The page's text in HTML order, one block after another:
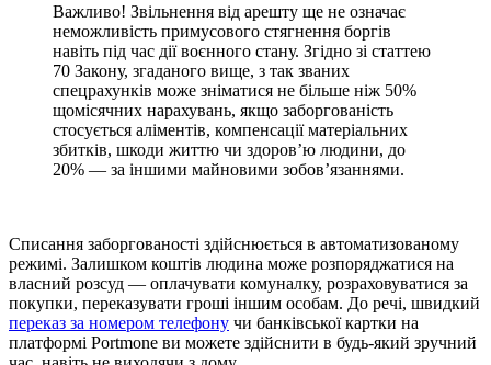
Важливо! Звільнення від арешту ще не означає
неможливість примусового стягнення боргів
навіть під час дії воєнного стану. Згідно зі статтею
70 Закону, згаданого вище, з так званих
спецрахунків може зніматися не більше ніж 50%
щомісячних нарахувань, якщо заборгованість
стосується аліментів, компенсації матеріальних
збитків, шкоди життю чи здоров’ю людини, до
20% — за іншими майновими зобов’язаннями.
Списання заборгованості здійснюється в автоматизованому
режимі. Залишком коштів людина може розпоряджатися на
власний розсуд — оплачувати комуналку, розраховуватися за
покупки, переказувати гроші іншим особам. До речі, швидкий
переказ за номером телефону чи банківської картки на
платформі Portmone ви можете здійснити в будь-який зручний